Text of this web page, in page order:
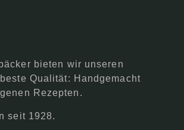
bieten wir unseren
Qualität: Handgemacht
Rezepten.
seit 1928.